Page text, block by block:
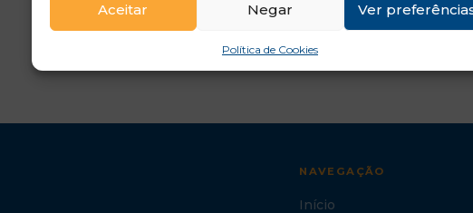
Aceitar Negar Ver
Política de Cookies
NAVEGAÇÃO
Início